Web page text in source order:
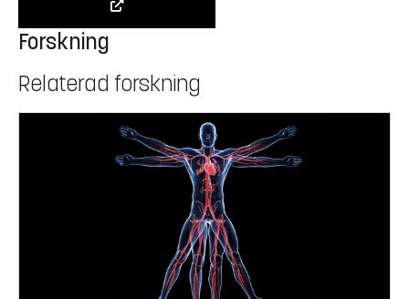
Forskning
Relaterad forskning